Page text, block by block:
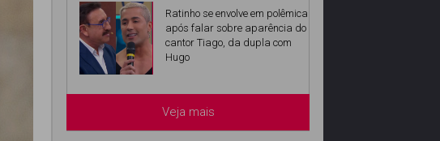
Ratinho se envolve em polêmica
após falar sobre aparência do
cantor Tiago, da dupla com
Hugo
Veja mais